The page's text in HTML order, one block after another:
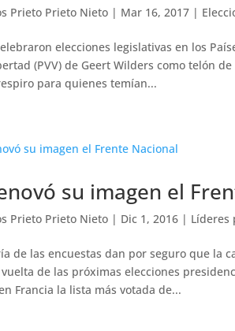
Prieto Prieto Nieto | Mar 16, 2017 |
elecciones legislativas en los
(PVV) de Geert Wilders como telón
para quienes temían...
su imagen el
Prieto Prieto Nieto | Dic 1, 2016 | Líderes
de las encuestas dan por seguro que la
de las próximas elecciones
Francia la lista más votada de...